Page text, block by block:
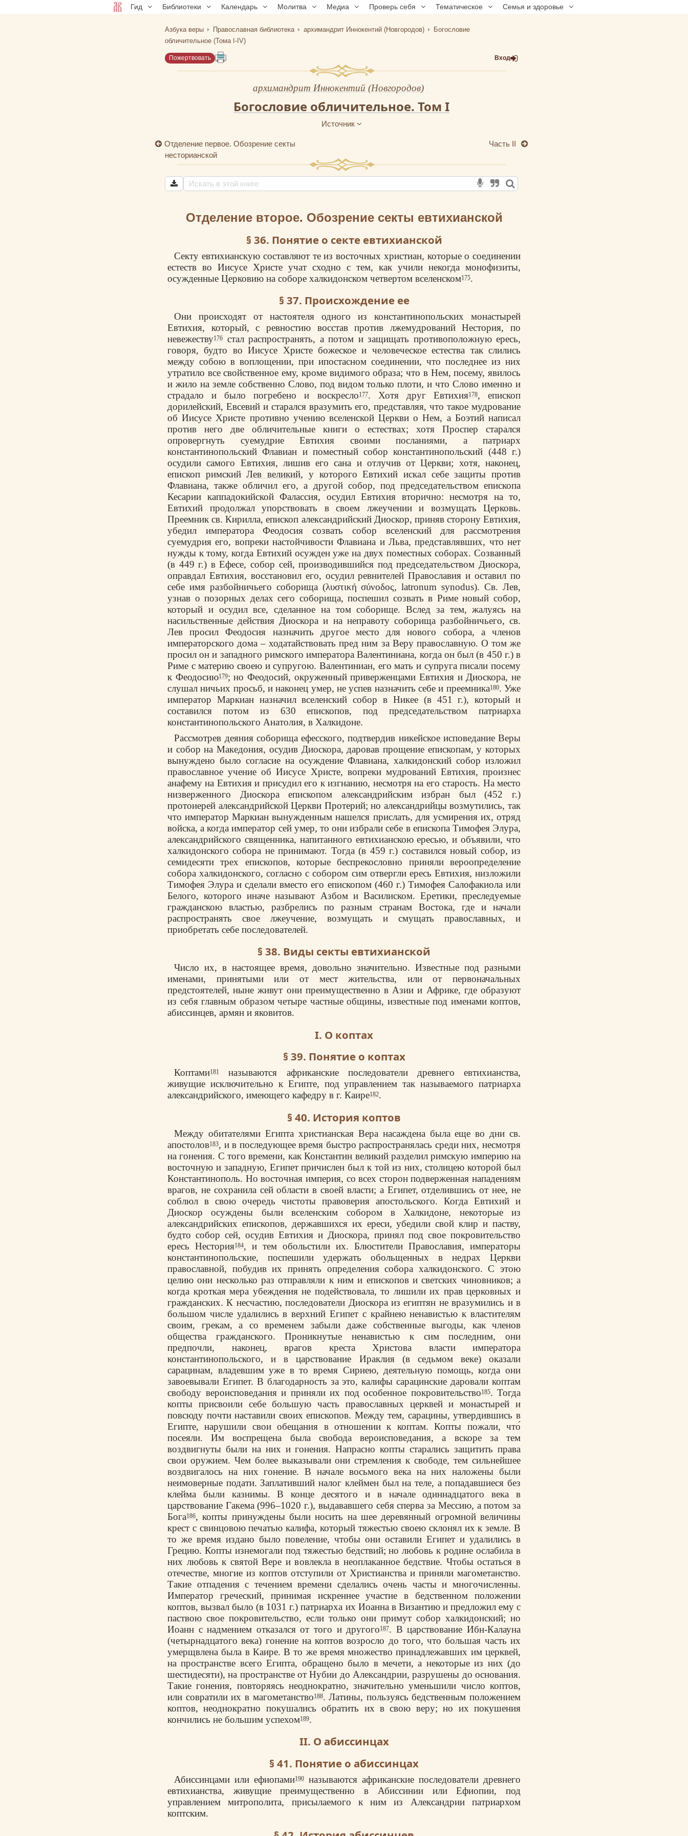
Гид Библиотеки Календарь Молитва Медиа Проверь себя Тематическое Семья и здоровье
Азбука веры Православная библиотека архимандрит Иннокентий (Новгородов)
Богословие
обличительное (Тома I-IV)
Пожертвовать Вход
архимандрит Иннокентий (Новгородов)
Богословие обличительное. Том I
Источник
Отделение первое. Обозрение секты
несторианской
Часть II
Отделение второе. Обозрение секты евтихианской
§ 36. Понятие о секте евтихианской
Секту евтихианскую составляют те из восточных христиан, которые о соединении
естеств во Иисусе Христе учат сходно с тем, как учили некогда монофизиты,
осужденные Церковию на соборе халкидонском четвертом вселенском175.
§ 37. Происхождение ее
Они происходят от настоятеля одного из константинопольских монастырей
Евтихия, который, с ревностию восстав против лжемудрований Нестория, по
невежеству176
стал распространять, а потом и защищать противоположную ересь,
говоря, будто во Иисусе Христе божеское и человеческое естества так слились
между собою в воплощении, при ипостасном соединении, что последнее из них
утратило все свойственное ему, кроме видимого образа; что в Нем, посему, явилось
и жило на земле собственно Слово, под видом только плоти, и что Слово именно и
страдало и было погребено и воскресло177. Хотя друг Евтихия178, епископ
дорилейский, Евсевий и старался вразумить его, представляя, что такое мудрование
об Иисусе Христе противно учению вселенской Церкви о Нем, а Боэтий написал
против него две обличительные книги о естествах; хотя Проспер старался
опровергнуть суемудрие Евтихия своими посланиями, а патриарх
константинопольский Флавиан и поместный собор константинопольский (448 г.)
осудили самого Евтихия, лишив его сана и отлучив от Церкви; хотя, наконец,
епископ римскийЛев великий, у которого Евтихий искал себе защиты против
Флавиана, также обличил его, а другой собор, под председательством епископа
Кесарии каппадокийской Фалассия, осудил Евтихия вторично: несмотря на то,
Евтихий продолжал упорствовать в своем лжеучении и возмущать Церковь.
Преемник св. Кирилла, епископ александрийский Диоскор, приняв сторону Евтихия,
убедил императора Феодосия созвать собор вселенский для рассмотрения
суемудрия его, вопреки настойчивости Флавиана и Льва, представлявших, что нет
нужды к тому, когда Евтихий осужден уже на двух поместных соборах. Созванный
(в 449 г.) в Ефесе, собор сей, производившийся под председательством Диоскора,
оправдал Евтихия, восстановил его, осудил ревнителей Православия и оставил по
себе имя разбойничьего соборища (λυστική σύνοδος, latronum synodus). Св. Лев,
узнав о позорных делах сего соборища, поспешил созвать в Риме новый собор,
который и осудил все, сделанное на том соборище. Вслед за тем, жалуясь на
насильственные действия Диоскора и на неправоту соборища разбойничьего, св.
Лев просил Феодосия назначить другое место для нового собора, а членов
императорского дома – ходатайствовать пред ним за Веру православную. О том же
просил он и западного римского императора Валентиниана, когда он был (в 450 г.) в
Риме с материю своею и супругою. Валентиниан, его мать и супруга писали посему
к Феодосию179; но Феодосий, окруженный приверженцами Евтихия и Диоскора, не
слушал ничьих просьб, и наконец умер, не успев назначить себе и преемника180. Уже
император Маркиан назначил вселенский собор в Никее (в 451 г.), который и
составился потом из 630 епископов, под председательством патриарха
константинопольского Анатолия, в Халкидоне.
Рассмотрев деяния соборища ефесского, подтвердив никейское исповедание Веры
и собор на Македония, осудив Диоскора, даровав прощение епископам, у которых
вынуждено было согласие на осуждение Флавиана, халкидонский собор изложил
православное учение об Иисусе Христе, вопреки мудрований Евтихия, произнес
анафему на Евтихия и присудил его к изгнанию, несмотря на его старость. На место
низверженного Диоскора епископом александрийским избран был (452 г.)
протоиерей александрийской Церкви Протерий; но александрийцы возмутились, так
что император Маркиан вынужденным нашелся прислать, для усмирения их, отряд
войска, а когда император сей умер, то они избрали себе в епископа Тимофея Элура,
александрийского священника, напитанного евтихианскою ересью, и объявили, что
халкидонского собора не принимают. Тогда (в 459 г.) составился новый собор, из
семидесяти трех епископов, которые беспрекословно приняли вероопределение
собора халкидонского, согласно с собором сим отвергли ересь Евтихия, низложили
Тимофея Элура и сделали вместо его епископом (460 г.) Тимофея Салофакиола или
Белого, которого иначе называют Азбом и Василиском. Еретики, преследуемые
гражданскою властью, разбрелись по разным странам Востока, где и начали
распространять свое лжеучение, возмущать и смущать православных, и
приобретать себе последователей.
§ 38. Виды секты евтихианской
Число их, в настоящее время, довольно значительно. Известные под разными
именами, принятыми или от мест жительства, или от первоначальных
предстоятелей, ныне живут они преимущественно в Азии и Африке, где образуют
из себя главным образом четыре частные общины, известные под именами коптов,
абиссинцев, армян и яковитов.
I. О коптах
§ 39. Понятие о коптах
Коптами181
называются африканские последователи древнего евтихианства,
живущие исключительно к Египте, под управлением так называемого патриарха
александрийского, имеющего кафедру в г. Каире182.
§ 40. История коптов
Между обитателями Египта христианская Вера насаждена была еще во дни св.
апостолов183, и в последующее время быстро распространялась среди них, несмотря
на гонения. С того времени, какКонстантин великийразделил римскую империю на
восточную и западную, Египет причислен был к той из них, столицею которой был
Константинополь. Но восточная империя, со всех сторон подверженная нападениям
врагов, не сохранила сей области в своей власти; а Египет, отделившись от нее, не
соблюл в свою очередь чистоты правоверия апостольского. Когда Евтихий и
Диоскор осуждены были вселенским собором в Халкидоне, некоторые из
александрийских епископов, державшихся их ереси, убедили свой клир и паству,
будто собор сей, осудив Евтихия и Диоскора, принял под свое покровительство
ересь Нестория184, и тем обольстили их. Блюстители Православия, императоры
константинопольские, поспешили удержать обольщенных в недрах Церкви
православной, побудив их принять определения собора халкидонского. С этою
целию они несколько раз отправляли к ним и епископов и светских чиновников; а
когда кроткая мера убеждения не подействовала, то лишили их прав церковных и
гражданских. К несчастию, последователи Диоскора из египтян не вразумились и в
большом числе удалились в верхний Египет с крайнею ненавистью к властителям
своим, грекам, а со временем забыли даже собственные выгоды, как членов
общества гражданского. Проникнутые ненавистью к сим последним, они
предпочли, наконец, врагов креста Христова власти императора
константинопольского, и в царствование Ираклия (в седьмом веке) оказали
сарацинам, владевшим уже в то время Сириею, деятельную помощь, когда они
завоевывали Египет. В благодарность за это, калифы сарацинские даровали коптам
свободу вероисповедания и приняли их под особенное покровительство185. Тогда
копты присвоили себе большую часть православных церквей и монастырей и
повсюду почти наставили своих епископов. Между тем, сарацины, утвердившись в
Египте, нарушили свои обещания в отношении к коптам. Копты пожали, что́
посеяли. Им воспрещена была свобода вероисповедания, а вскоре за тем
воздвигнуты были на них и гонения. Напрасно копты старались защитить права
свои оружием. Чем более выказывали они стремления к свободе, тем сильнейшее
воздвигалось на них гонение. В начале восьмого века на них наложены были
неимоверные подати. Заплативший налог клеймен был на теле, а попадавшиеся без
клейма были казнимы. В конце десятого и в начале одиннадцатого века в
царствование Гакема (996–1020 г.), выдававшего себя сперва за Мессию, а потом за
Бога186, копты принуждены были носить на шее деревянный огромной величины
крест с свинцовою печатью калифа, который тяжестью своею склонял их к земле. В
то же время издано было повеление, чтобы они оставили Египет и удалились в
Грецию. Копты изнемогали под тяжестью бедствий; но любовь к родине ослабила в
них любовь к святой Вере и вовлекла в неоплаканное бедствие. Чтобы остаться в
отечестве, многие из коптов отступили от Христианства и приняли магометанство.
Такие отпадения с течением времени сделались очень часты и многочисленны.
Император греческий, принимая искреннее участие в бедственном положении
коптов, вызвал было (в 1031 г.) патриарха их Иоанна в Византию и предложил ему с
паствою свое покровительство, если только они примут собор халкидонский; но
Иоанн с надмением отказался от того и другого187. В царствование Ибн-Калауна
(четырнадцатого века) гонение на коптов возросло до того, что большая часть их
умерщвлена была в Каире. В то же время множество принадлежавших им церквей,
на пространстве всего Египта, обращено было в мечети, а некоторые из них (до
шестидесяти), на пространстве от Нубии до Александрии, разрушены до основания.
Такие гонения, повторяясь неоднократно, значительно уменьшили число коптов,
или совратили их в магометанство188. Латины, пользуясь бедственным положением
коптов, неоднократно покушались обратить их в свою веру; но их покушения
кончились не большим успехом189.
II. О абиссинцах
§ 41. Понятие о абиссинцах
Абиссинцами или ефиопами190
называются африканские последователи древнего
евтихианства, живущие преимущественно в Абиссинии или Ефиопии, под
управлением митрополита, присылаемого к ним из Александрии патриархом
коптским.